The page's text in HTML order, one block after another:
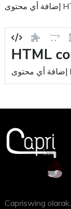
HTML
Capriswing olarak,